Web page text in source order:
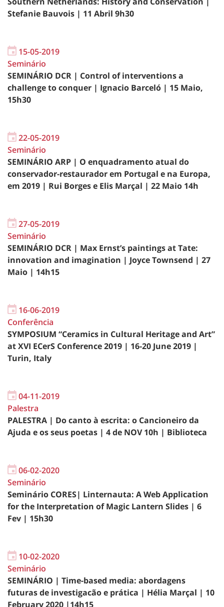
Stefanie Bauvois | 11 Abril 9h30
15-05-2019
Seminário
SEMINÁRIO DCR | Control of interventions a
challenge to conquer | Ignacio Barceló | 15 Maio,
15h30
22-05-2019
Seminário
SEMINÁRIO ARP | O enquadramento atual do
conservador-restaurador em Portugal e na Europa,
em 2019 | Rui Borges e Elis Marçal | 22 Maio 14h
27-05-2019
Seminário
SEMINÁRIO DCR | Max Ernst’s paintings at Tate:
innovation and imagination | Joyce Townsend | 27
Maio | 14h15
16-06-2019
Conferência
SYMPOSIUM “Ceramics in Cultural Heritage and Art”
at XVI ECerS Conference 2019 | 16-20 June 2019 |
Turin, Italy
04-11-2019
Palestra
PALESTRA | Do canto à escrita: o Cancioneiro da
Ajuda e os seus poetas | 4 de NOV 10h | Biblioteca
06-02-2020
Seminário
Seminário CORES| Linternauta: A Web Application
for the Interpretation of Magic Lantern Slides | 6
Fev | 15h30
10-02-2020
Seminário
SEMINÁRIO | Time-based media: abordagens
futuras de investigacão e prática | ​Hélia Marçal | 10
February 2020 |14h15